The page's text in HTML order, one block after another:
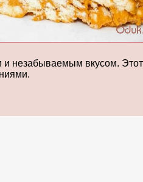
вкусом. Этот